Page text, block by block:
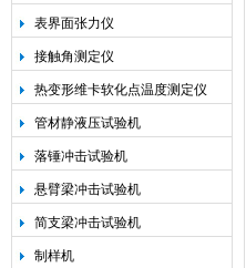
表界面张力仪
接触角测定仪
热变形维卡软化点温度测定仪
管材静液压试验机
落锤冲击试验机
悬臂梁冲击试验机
简支梁冲击试验机
制样机